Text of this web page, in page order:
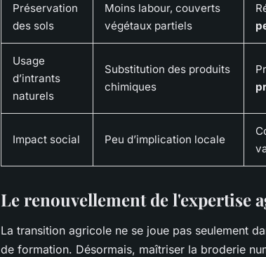
Préservation
des sols
Moins labour, couverts
végétaux partiels
Usage
d’intrants
naturels
Substitution des produits
chimiques
Impact social Peu d’implication locale
Le renouvellement de l'expertise
La transition agricole ne se joue pas seulement
de formation. Désormais, maîtriser la broderie